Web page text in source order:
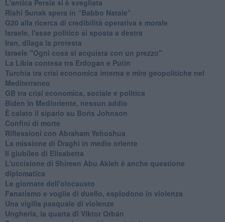
L'antica Persia si è svegliata
Rishi Sunak spera in “Babbo Natale”
G20 alla ricerca di credibilità operativa e morale
Israele, l'asse politico si sposta a destra
Iran, dilaga la protesta
Israele "Ogni cosa si acquista con un prezzo"
La Libia contesa tra Erdogan e Putin
Turchia tra crisi economica interna e mire geopolitiche nel
Mediterraneo
GB tra crisi economica, sociale e politica
Biden in Medioriente, nessun addio
È calato il sipario su Boris Johnson
Confini di morte
Riflessioni con Abraham Yehoshua
La missione di Draghi in medio oriente
Il giubileo di Elisabetta
L'uccisione di Shireen Abu Akleh è anche questione
diplomatica
Le giornate dell'olocausto
Fanatismo e voglia di duello, esplodono in violenza
Una vigilia pasquale di violenze
Ungheria, la quarta di Viktor Orbán